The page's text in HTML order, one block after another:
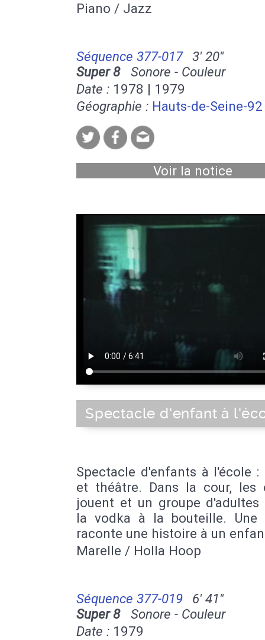
Piano / Jazz
Séquence 377-017
3' 20''
Super 8Sonore - Couleur
Date : 1978 | 1979
Géographie : Hauts-de-Seine-92
Voir la notice
Spectacle d'enfant à
Spectacle d'enfants à l'école :
et théâtre. Dans la cour, les
jouent et un groupe
la vodka à la bouteille. Une
raconte une histoire à un
Marelle / Holla Hoop
Séquence 377-019
6' 41''
Super 8Sonore - Couleur
Date : 1979